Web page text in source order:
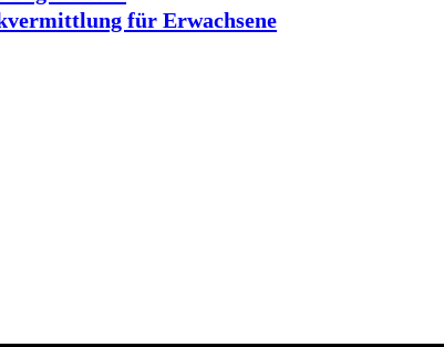
für Erwachsene